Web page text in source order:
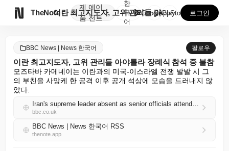
TheNote
제
품
에이
전트
이란 최고지도자, 고위 관리들 아야톨라 장례식 참석 중...
한
국
어
GooglePlay
AppStore 로그인
BBC News | News 한국어 팔로우
이란 최고지도자, 고위 관리들 아야톨라 장례식 참석 중 불참
모즈타바 카메네이는 이란과의 미국-이스라엘 전쟁 발발 시 그
의 부친을 사망케 한 공격 이후 공개 석상에 모습을 드러내지 않
았다.
Iran's supreme leader absent as senior officials attend ayatollah's funeral
bbc.co.uk
BBC News | News 한국어 RSS
thenote.app